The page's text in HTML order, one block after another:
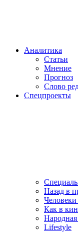
Аналитика
Статьи
Мнение
Прогноз
Cлово
Спецпроекты
Назад в
Как в
Народная
Lifestyle